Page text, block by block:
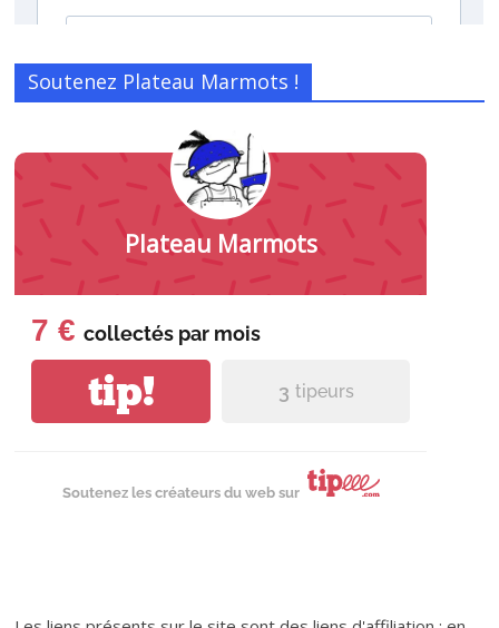
Soutenez Plateau Marmots !
Plateau Marmots
7 € collectés par mois
tip! 3 tipeurs
Soutenez les créateurs du web sur